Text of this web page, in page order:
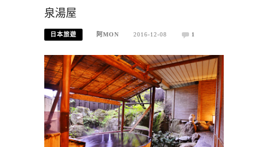
泉湯屋
日本旅遊 阿MON 2016-12-08 1